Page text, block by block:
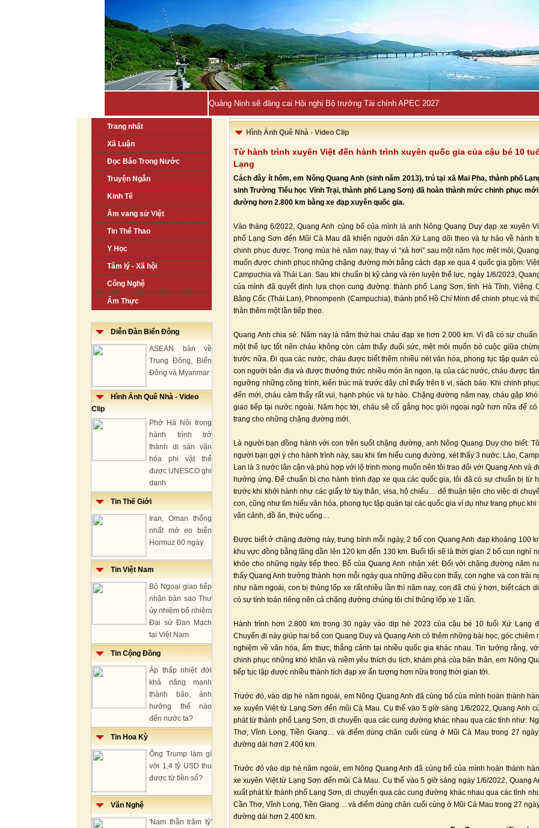
Quảng Ninh sẽ đăng cai Hội nghị Bộ trưởng Tài chính APEC 2027
Trang nhất
Xã Luận
Đọc Báo Trong Nước
Truyện Ngắn
Kinh Tế
Âm vang sử Việt
Tin Thể Thao
Y Học
Tâm lý - Xã hội
Công Nghệ
Ẩm Thực
Diễn Đàn Biển Đông
ASEAN bàn về
Trung Đông, Biển
Đông và Myanmar
Hình Ảnh Quê Nhà - Video
Clip
Phở Hà Nội trong
hành trình trở
thành di sản văn
hóa phi vật thể
được UNESCO ghi
danh
Tin Thế Giới
Iran, Oman thống
nhất mở eo biển
Hormuz 60 ngày
Tin Việt Nam
Bộ Ngoại giao tiếp
nhận bản sao Thư
ủy nhiệm bổ nhiệm
Đại sứ Đan Mạch
tại Việt Nam
Tin Cộng Đồng
Áp thấp nhiệt đới
khả năng mạnh
thành bão, ảnh
hưởng thế nào
đến nước ta?
Tin Hoa Kỳ
Ông Trump làm gì
với 1,4 tỷ USD thu
được từ tiền số?
Văn Nghệ
'Nam thần trăm tỷ'
Hình Ảnh Quê Nhà - Video Clip
Từ hành trình xuyên Việt đến hành trình xuyên quốc gia của cậu bé 10
Lạng
Cách đây ít hôm, em Nông Quang Anh (sinh năm 2013), trú tại xã Mai Pha, thành phố
sinh Trường Tiểu học Vĩnh Trại, thành phố Lạng Sơn) đã hoàn thành mức chinh phục
đường hơn 2.800 km bằng xe đạp xuyên quốc gia.
Vào tháng 6/2022, Quang Anh cùng bố của mình là anh Nông Quang Duy đạp xe xuyên
phố Lạng Sơn đến Mũi Cà Mau đã khiến người dân Xứ Lạng dõi theo và tự hào về hành
chinh phục được. Trong mùa hè năm nay, thay vì “xả hơi” sau một năm học mệt mỏi,
muốn được chinh phục những chặng đường mới bằng cách đạp xe qua 4 quốc gia gồm:
Campuchia và Thái Lan. Sau khi chuẩn bị kỹ càng và rèn luyện thể lực, ngày 1/6/2023,
của mình đã quyết định lựa chọn cung đường: thành phố Lạng Sơn, tỉnh Hà Tĩnh, Viêng
Băng Cốc (Thái Lan), Phnompenh (Campuchia), thành phố Hồ Chí Minh để chinh phục và
thân thêm một lần tiếp theo.
Quang Anh chia sẻ: Năm nay là năm thứ hai cháu đạp xe hơn 2.000 km. Vì đã có sự
một thể lực tốt nên cháu không còn cảm thấy đuối sức, mệt mỏi muốn bỏ cuộc giữa
trước nữa. Đi qua các nước, cháu được biết thêm nhiều nét văn hóa, phong tục tập quán
con người bản địa và được thưởng thức nhiều món ăn ngon, lạ của các nước, cháu được
ngưỡng những công trình, kiến trúc mà trước đây chỉ thấy trên ti vi, sách báo. Khi chinh
đến mới, cháu cảm thấy rất vui, hạnh phúc và tự hào. Chặng đường năm nay, cháu gặp
giao tiếp tại nước ngoài. Năm học tới, cháu sẽ cố gắng học giỏi ngoại ngữ hơn nữa để có
trang cho những chặng đường mới.
Là người bạn đồng hành với con trên suốt chặng đường, anh Nông Quang Duy cho biết:
người bạn gợi ý cho hành trình này, sau khi tìm hiểu cung đường, xét thấy 3 nước: Lào,
Lan là 3 nước lân cận và phù hợp với lộ trình mong muốn nên tôi trao đổi với Quang Anh và
hưởng ứng. Để chuẩn bị cho hành trình đạp xe qua các quốc gia, tôi đã có sự chuẩn bị từ
trước khi khởi hành như các giấy tờ tùy thân, visa, hộ chiếu… để thuận tiện cho việc di
con, cũng như tìm hiểu văn hóa, phong tục tập quán tại các quốc gia ví dụ như trang phục khi
vãn cảnh, đồ ăn, thức uống…
Được biết ở chặng đường này, trung bình mỗi ngày, 2 bố con Quang Anh đạp khoảng 100
khu vực đồng bằng tăng dần lên 120 km đến 130 km. Buổi tối sẽ là thời gian 2 bố con nghỉ
khỏe cho những ngày tiếp theo. Bố của Quang Anh nhận xét: Đối với chặng đường năm
thấy Quang Anh trưởng thành hơn mỗi ngày qua những điều con thấy, con nghe và con trải
như năm ngoái, con bị thủng lốp xe rất nhiều lần thì năm nay, con đã chú ý hơn, biết cách
có sự tính toán riêng nên cả chặng đường chúng tôi chỉ thủng lốp xe 1 lần.
Hành trình hơn 2.800 km trong 30 ngày vào dịp hè 2023 của cậu bé 10 tuổi Xứ Lạng
Chuyến đi này giúp hai bố con Quang Duy và Quang Anh có thêm những bài học, góc chiêm
nghiệm về văn hóa, ẩm thực, thắng cảnh tại nhiều quốc gia khác nhau. Tin tưởng rằng,
chinh phục những khó khăn và niềm yêu thích du lịch, khám phá của bản thân, em Nông
tiếp tục lập được nhiều thành tích đạp xe ấn tượng hơn nữa trong thời gian tới.
Trước đó, vào dịp hè năm ngoái, em Nông Quang Anh đã cùng bố của mình hoàn thành
xe xuyên Việt từ Lạng Sơn đến mũi Cà Mau. Cụ thể vào 5 giờ sáng 1/6/2022, Quang Anh
phát từ thành phố Lạng Sơn, di chuyển qua các cung đường khác nhau qua các tỉnh như:
Thơ, Vĩnh Long, Tiền Giang… và điểm dùng chân cuối cùng ở Mũi Cà Mau trong 27
đường dài hơn 2.400 km.
Trước đó vào dịp hè năm ngoái, em Nông Quang Anh đã cùng bố của mình hoàn thành
xe xuyên Việt từ Lạng Sơn đến mũi Cà Mau. Cụ thể vào 5 giờ sáng ngày 1/6/2022, Quang
xuất phát từ thành phố Lạng Sơn, di chuyển qua các cung đường khác nhau qua các tỉnh
Cần Thơ, Vĩnh Long, Tiền Giang… và điểm dùng chân cuối cùng ở Mũi Cà Mau trong 27
đường dài hơn 2.400 km.